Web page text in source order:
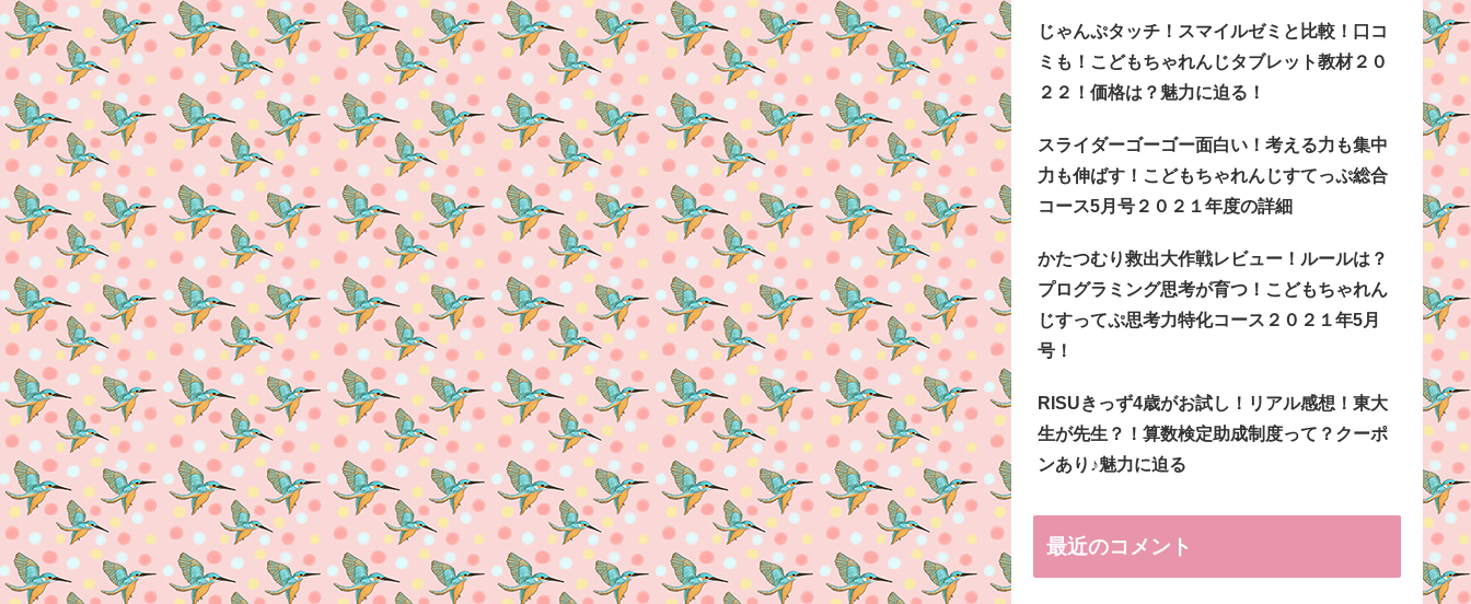
じゃんぷタッチ！スマイルゼミと比較！口コ
ミも！こどもちゃれんじタブレット教材２０
２２！価格は？魅力に迫る！
スライダーゴーゴー面白い！考える力も集中
力も伸ばす！こどもちゃれんじすてっぷ総合
コース5月号２０２１年度の詳細
かたつむり救出大作戦レビュー！ルールは？
プログラミング思考が育つ！こどもちゃれん
じすってぷ思考力特化コース２０２１年5月
号！
RISUきっず4歳がお試し！リアル感想！東大
生が先生？！算数検定助成制度って？クーポ
ンあり♪魅力に迫る
最近のコメント